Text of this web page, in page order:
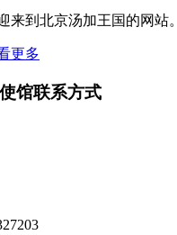
来到北京汤加王国的网站。
更多
馆联系方式